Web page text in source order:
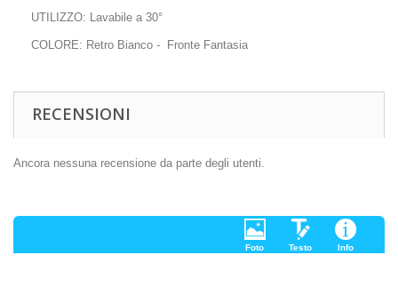
UTILIZZO: Lavabile a 30°
COLORE: Retro Bianco - Fronte Fantasia
RECENSIONI
Ancora nessuna recensione da parte degli utenti.
Foto Testo Info